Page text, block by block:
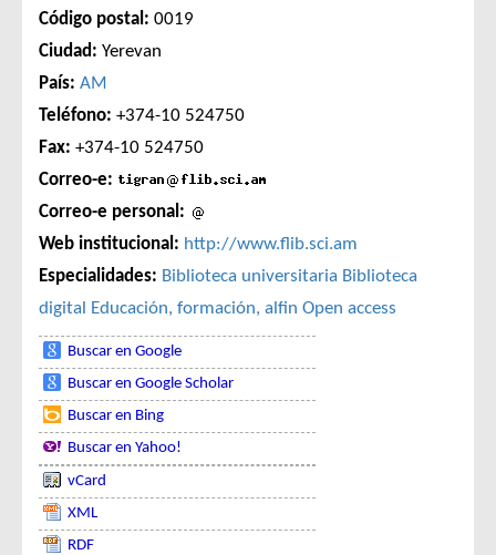
Código postal: 0019
Ciudad: Yerevan
País: AM
Teléfono: +374-10 524750
Fax: +374-10 524750
Correo-e:
Correo-e personal:
Web institucional: http://www.flib.sci.am
Especialidades: Biblioteca universitaria Biblioteca
digital
Educación, formación, alfin Open access
Buscar en Google
Buscar en Google Scholar
Buscar en Bing
Buscar en Yahoo!
vCard
XML
RDF